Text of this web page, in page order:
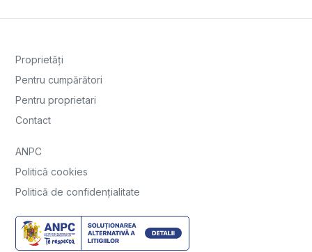
Proprietăți
Pentru cumpărători
Pentru proprietari
Contact
ANPC
Politică cookies
Politică de confidențialitate